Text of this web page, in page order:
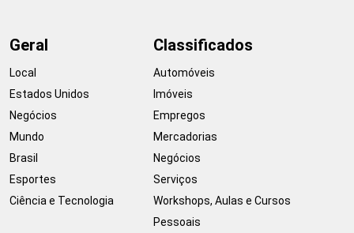
Geral
Local
Estados Unidos
Negócios
Mundo
Brasil
Esportes
Ciência e Tecnologia
Classificados
Automóveis
Imóveis
Empregos
Mercadorias
Negócios
Serviços
Workshops, Aulas e Cursos
Pessoais